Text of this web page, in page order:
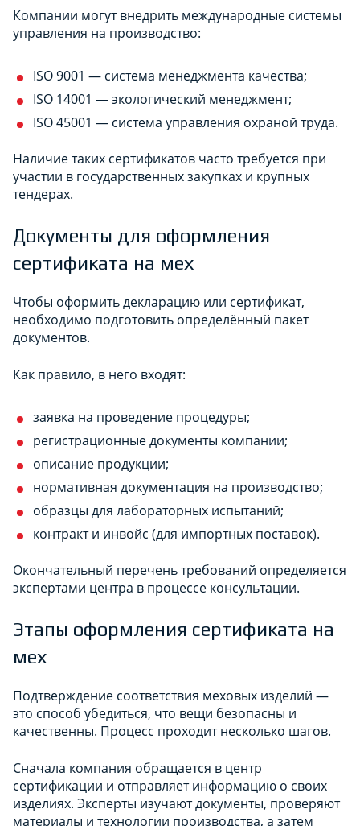
Компании могут внедрить международные системы
управления на производство:
ISO 9001 — система менеджмента качества;
ISO 14001 — экологический менеджмент;
ISO 45001 — система управления охраной труда.
Наличие таких сертификатов часто требуется при
участии в государственных закупках и крупных
тендерах.
Документы для оформления
сертификата на мех
Чтобы оформить декларацию или сертификат,
необходимо подготовить определённый пакет
документов.
Как правило, в него входят:
заявка на проведение процедуры;
регистрационные документы компании;
описание продукции;
нормативная документация на производство;
образцы для лабораторных испытаний;
контракт и инвойс (для импортных поставок).
Окончательный перечень требований определяется
экспертами центра в процессе консультации.
Этапы оформления сертификата на
мех
Подтверждение соответствия меховых изделий —
это способ убедиться, что вещи безопасны и
качественны. Процесс проходит несколько шагов.
Сначала компания обращается в центр
сертификации и отправляет информацию о своих
изделиях. Эксперты изучают документы, проверяют
материалы и технологии производства, а затем